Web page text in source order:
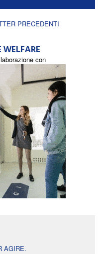
PRECEDENTI
WELFARE
con
AGIRE.